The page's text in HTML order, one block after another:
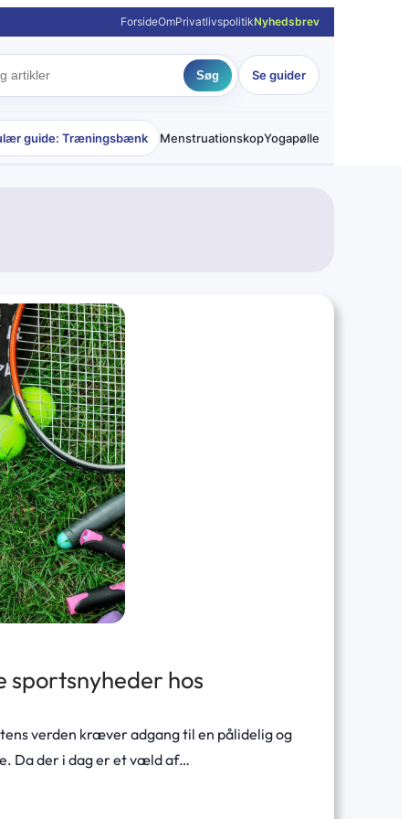
ForsideOmPrivatlivspolitikNyhedsbrev
Søg Se guider
guide: Træningsbænk MenstruationskopYogapølle
sportsnyheder hos
verden kræver adgang til en pålidelig og
Da der i dag er et væld af…